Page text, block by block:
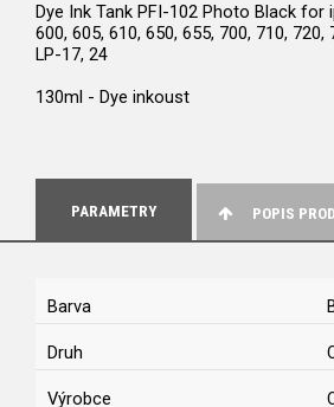
Dye Ink Tank PFI-102 Photo Black for
600, 605, 610, 650, 655, 700, 710, 720,
LP-17, 24
130ml - Dye inkoust
PARAMETRY POPIS
Barva
Druh
Výrobce